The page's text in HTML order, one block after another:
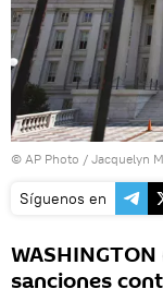
© AP Photo / Jacquelyn
Síguenos en
sanciones